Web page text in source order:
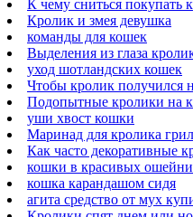
К чему сниться покупать
Кролик и змея девушка
команды для кошек
Выделения из глаза
уход шотландских кошек
Чтобы кролик получился
Подопытные кролики на
уши хвост кошки
Маринад для кролика
Как часто декоративные
кошки в красивых
кошка карандашом сидя
агита средство от мух